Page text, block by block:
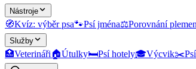
Nástroje
🧭Kvíz: výběr psa🐾Psí jména⚖️Porovnání plemen
Služby
🏥Veterináři🏠Útulky🛏️Psí hotely🎓Výcvik✂️